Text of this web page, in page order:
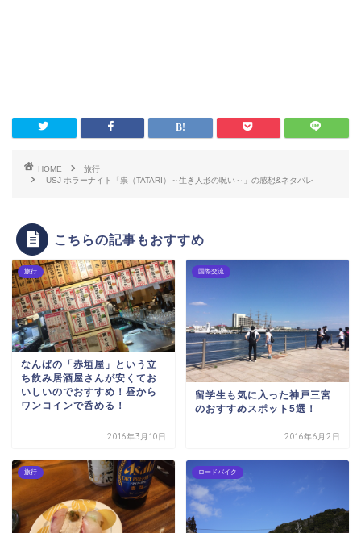
HOME
旅行
USJ ホラーナイト「祟（TATARI）～生き人形の呪い～」の感想&ネタバレ
こちらの記事もおすすめ
旅行
なんばの「赤垣屋」という立
ち飲み居酒屋さんが安くてお
いしいのでおすすめ！昼から
ワンコインで呑める！
2016年3月10日
国際交流
留学生も気に入った神戸三宮
のおすすめスポット5選！
2016年6月2日
旅行 ロードバイク